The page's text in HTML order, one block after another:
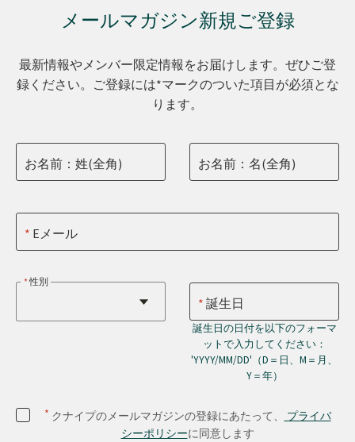
メールマガジン新規ご登録
最新情報やメンバー限定情報をお届けします。ぜひご登
録ください。ご登録には*マークのついた項目が必須とな
ります。
お名前：姓(全角) お名前：名(全角)
Eメール
性別
誕生日
誕生日の日付を以下のフォーマ
ットで入力してください：
'YYYY/MM/DD'（D＝日、M＝月、
Y＝年）
* クナイプのメールマガジンの登録にあたって、
プライバ
シーポリシーに同意します